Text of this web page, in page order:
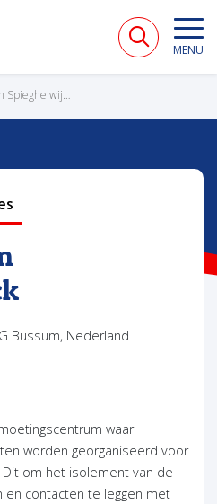
MENU
Bussum, Nederland
waar
worden georganiseerd voor
om het isolement van de
contacten te leggen met